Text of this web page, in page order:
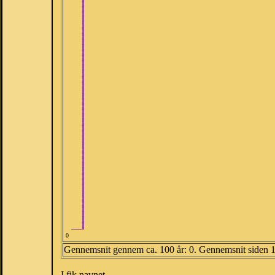
0
Gennemsnit gennem ca. 100 år: 0. Gennemsnit siden